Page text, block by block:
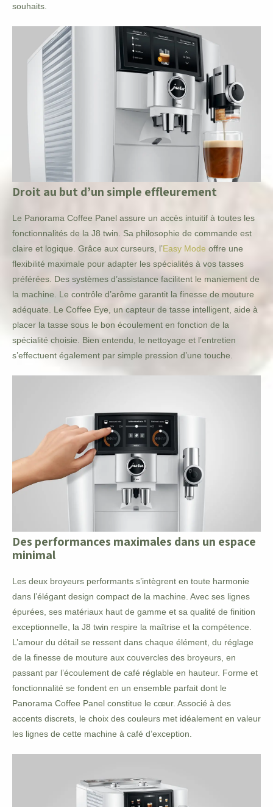
souhaits.
Droit au but d’un simple effleurement
Le Panorama Coffee Panel assure un accès intuitif à toutes les
fonctionnalités de la J8 twin. Sa philosophie de commande est
claire et logique. Grâce aux curseurs, l’Easy Mode offre une
flexibilité maximale pour adapter les spécialités à vos tasses
préférées. Des systèmes d’assistance facilitent le maniement de
la machine. Le contrôle d’arôme garantit la finesse de mouture
adéquate. Le Coffee Eye, un capteur de tasse intelligent, aide à
placer la tasse sous le bon écoulement en fonction de la
spécialité choisie. Bien entendu, le nettoyage et l’entretien
s’effectuent également par simple pression d’une touche.
Des performances maximales dans un espace
minimal
Les deux broyeurs performants s’intègrent en toute harmonie
dans l’élégant design compact de la machine. Avec ses lignes
épurées, ses matériaux haut de gamme et sa qualité de finition
exceptionnelle, la J8 twin respire la maîtrise et la compétence.
L’amour du détail se ressent dans chaque élément, du réglage
de la finesse de mouture aux couvercles des broyeurs, en
passant par l’écoulement de café réglable en hauteur. Forme et
fonctionnalité se fondent en un ensemble parfait dont le
Panorama Coffee Panel constitue le cœur. Associé à des
accents discrets, le choix des couleurs met idéalement en valeur
les lignes de cette machine à café d’exception.